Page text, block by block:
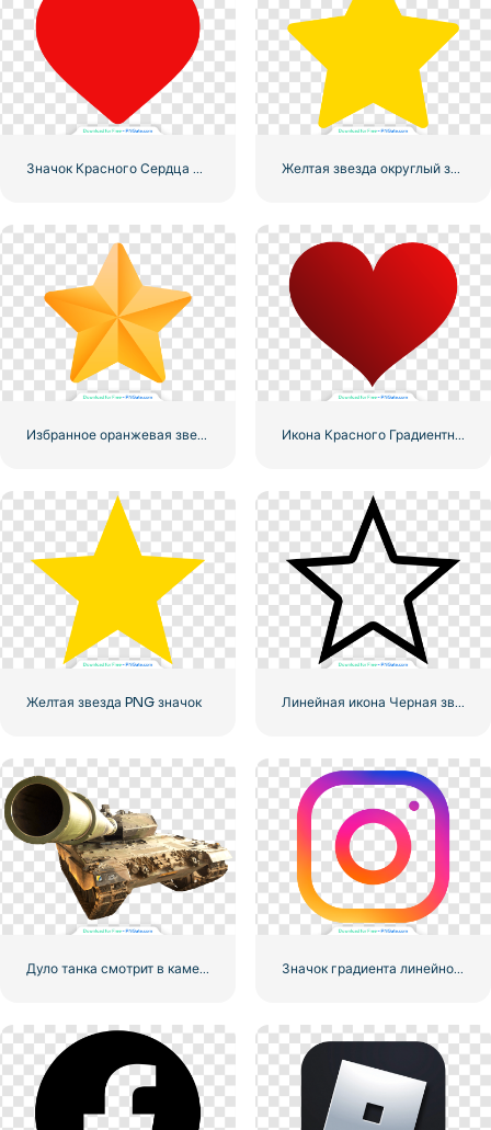
Значок Красного Сердца – 3 Желтая звезда округлый значок
Избранное оранжевая звезда Икона Красного Градиентного Сердца
Желтая звезда PNG значок
Дуло танка смотрит в камеру Значок градиента линейного логотипа Instagram